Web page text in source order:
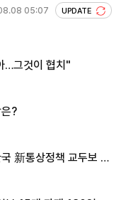
05:07 UPDATE
…그것이 협치"
?
新통상정책 교두보 활